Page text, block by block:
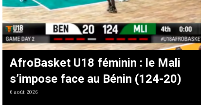
AfroBasket U18 féminin : le Mali
s’impose face au Bénin (124-20)
6 août 2026